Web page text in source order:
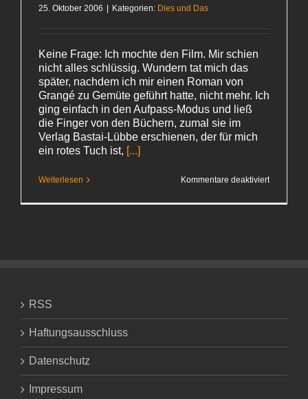
25. Oktober 2006 Kategorien: Dies und Das
Keine Frage: Ich mochte den Film. Mir schien
nicht alles schlüssig. Wundern tat mich das
später, nachdem ich mir einen Roman von
Grangé zu Gemüte geführt hatte, nicht mehr. Ich
ging einfach in den Aufpass-Modus und ließ
die Finger von den Büchern, zumal sie im
Verlag Bastai-Lübbe erschienen, der für mich
ein rotes Tuch ist, [...]
Weiterlesen Kommentare deaktiviertfür
RSS
Haftungsausschluss
Datenschutz
Impressum